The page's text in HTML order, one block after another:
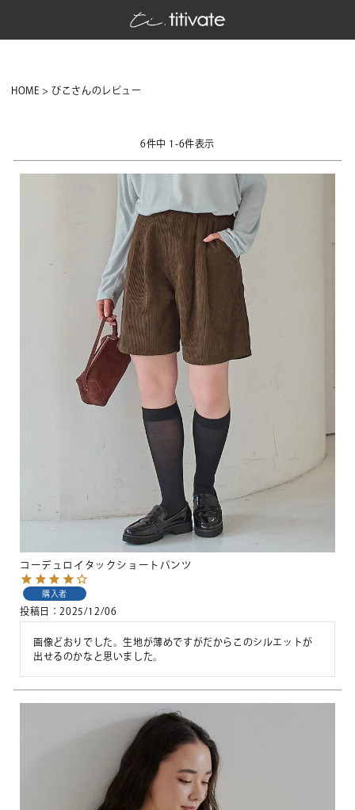
HOME ぴこさんのレビュー
6件中 1 -6件表示
コーデュロイタックショートパンツ
購入者
投稿日 2025/12/06
画像どおりでした。生地が薄めですがだからこのシルエットが
出せるのかなと思いました。